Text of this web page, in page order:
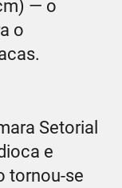
— o
o
Setorial
e
tornou-se